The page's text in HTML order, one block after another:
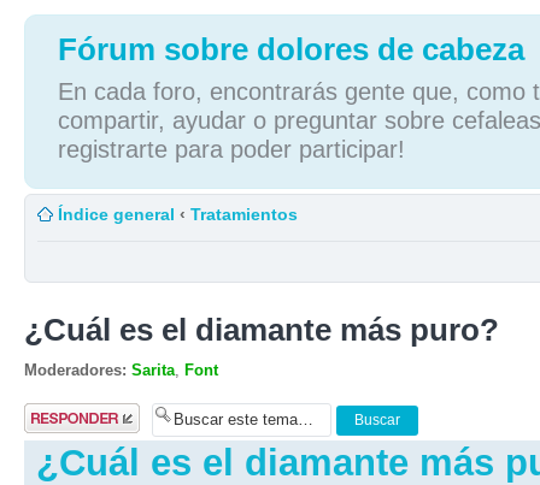
Fórum sobre dolores de cabeza
En cada foro, encontrarás gente que, como
compartir, ayudar o preguntar sobre
registrarte para poder participar!
Índice general ‹ Tratamientos
¿Cuál es el diamante más puro?
Moderadores: Sarita Font
Publicar una
respuesta
¿Cuál es el diamante más